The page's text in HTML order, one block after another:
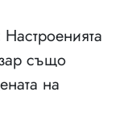
Настроенията
също
на